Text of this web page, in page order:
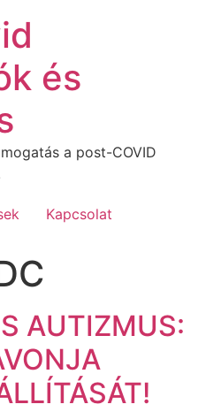
és
a post-COVID
Kapcsolat
AUTIZMUS: